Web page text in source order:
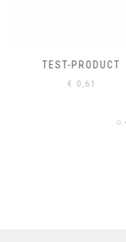
TEST-PRODUCT
€0,61